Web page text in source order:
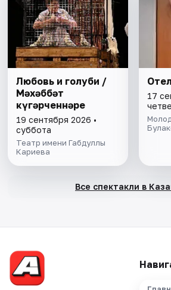
Любовь и голуби /
Мәхәббәт
күгәрченнәре
19 сентября 2026 •
суббота
Театр имени Габдуллы
Кариева
17
Все спектакли в